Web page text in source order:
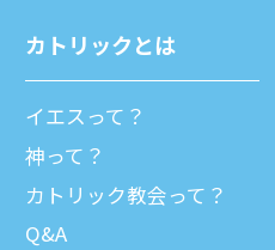
カトリックとは
イエスって？
神って？
カトリック教会って？
Q&A